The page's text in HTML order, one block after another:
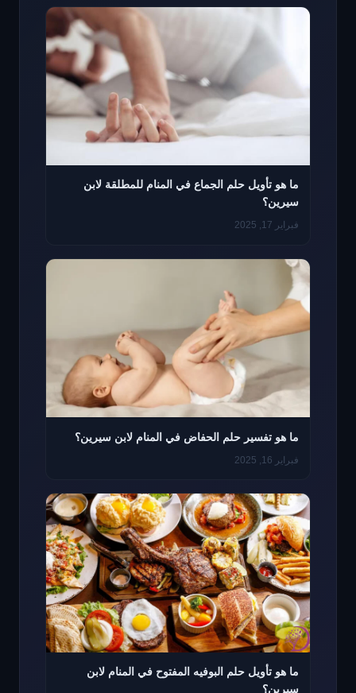
ما هو تأويل حلم الجماع في المنام للمطلقة لابن
سيرين؟
فبراير 17, 2025
ما هو تفسير حلم الحفاض في المنام لابن سيرين؟
فبراير 16, 2025
ما هو تأويل حلم البوفيه المفتوح في المنام لابن
سيرين؟